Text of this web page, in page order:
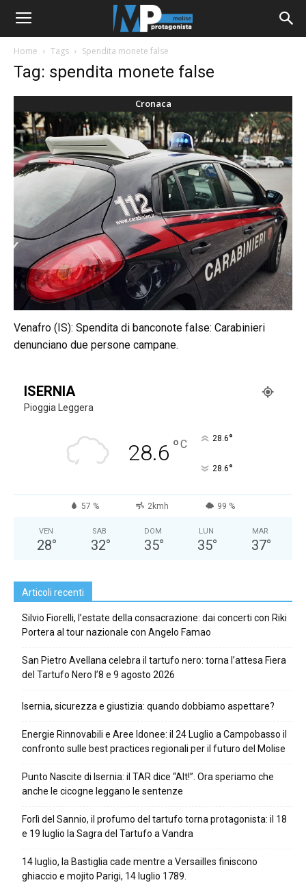
Home Tags Spendita monete false
Tag: spendita monete false
Cronaca
Venafro (IS): Spendita di banconote false: Carabinieri
denunciano due persone campane.
ISERNIA
Pioggia Leggera
28.6 °C 28.6°
28.6°
57 % 2kmh 99 %
VEN
28°
SAB
32°
DOM
35°
LUN
35°
MAR
37°
Articoli recenti
Silvio Fiorelli, l’estate della consacrazione: dai concerti con Riki
Portera al tour nazionale con Angelo Famao
San Pietro Avellana celebra il tartufo nero: torna l’attesa Fiera
del Tartufo Nero l’8 e 9 agosto 2026
Isernia, sicurezza e giustizia: quando dobbiamo aspettare?
Energie Rinnovabili e Aree Idonee: il 24 Luglio a Campobasso il
confronto sulle best practices regionali per il futuro del Molise
Punto Nascite di Isernia: il TAR dice “Alt!”. Ora speriamo che
anche le cicogne leggano le sentenze
Forlì del Sannio, il profumo del tartufo torna protagonista: il 18
e 19 luglio la Sagra del Tartufo a Vandra
14 luglio, la Bastiglia cade mentre a Versailles finiscono
ghiaccio e mojito Parigi, 14 luglio 1789.